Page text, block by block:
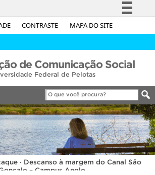
CONTRASTE MAPA DO SITE
Simplifique!
Acesso à informação
Legislação
Canais
de Comunicação Social
Federal de Pelotas
· Descanso à margem do Canal São
– Campus Anglo